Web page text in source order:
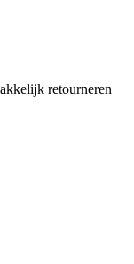
retourneren